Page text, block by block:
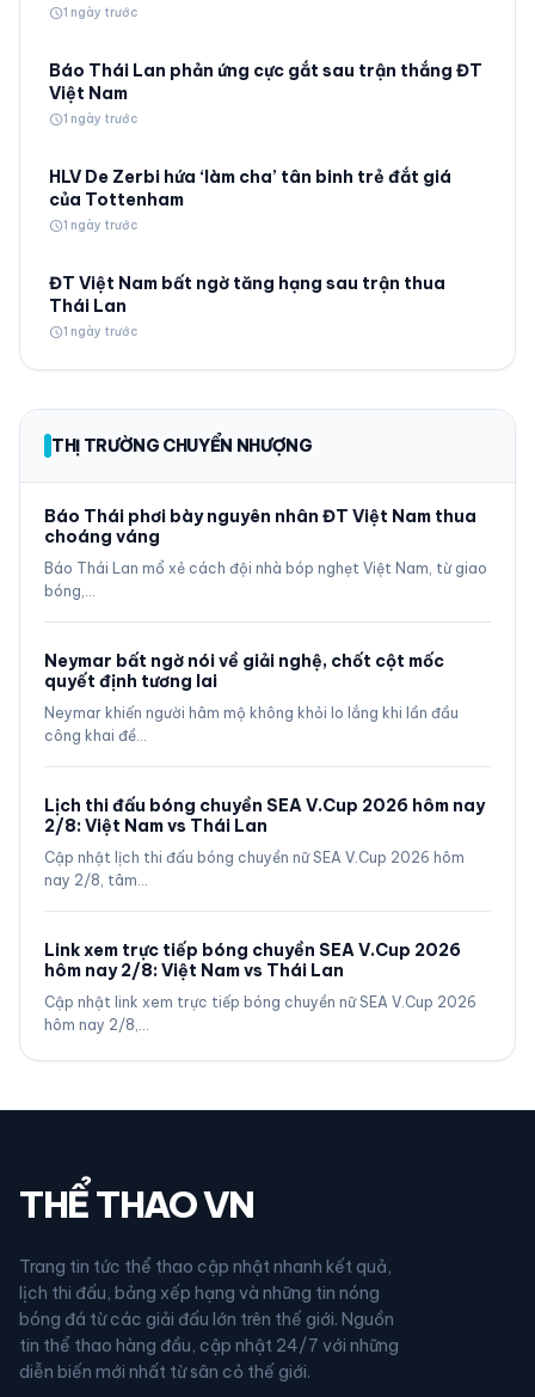
schedule1 ngày trước
Báo Thái Lan phản ứng cực gắt sau trận thắng ĐT
Việt Nam
schedule1 ngày trước
HLV De Zerbi hứa ‘làm cha’ tân binh trẻ đắt giá
của Tottenham
schedule1 ngày trước
ĐT Việt Nam bất ngờ tăng hạng sau trận thua
Thái Lan
schedule1 ngày trước
THỊ TRƯỜNG CHUYỂN NHƯỢNG
Báo Thái phơi bày nguyên nhân ĐT Việt Nam thua
choáng váng
Báo Thái Lan mổ xẻ cách đội nhà bóp nghẹt Việt Nam, từ giao
bóng,…
Neymar bất ngờ nói về giải nghệ, chốt cột mốc
quyết định tương lai
Neymar khiến người hâm mộ không khỏi lo lắng khi lần đầu
công khai đề…
Lịch thi đấu bóng chuyền SEA V.Cup 2026 hôm nay
2/8: Việt Nam vs Thái Lan
Cập nhật lịch thi đấu bóng chuyền nữ SEA V.Cup 2026 hôm
nay 2/8, tâm…
Link xem trực tiếp bóng chuyền SEA V.Cup 2026
hôm nay 2/8: Việt Nam vs Thái Lan
Cập nhật link xem trực tiếp bóng chuyền nữ SEA V.Cup 2026
hôm nay 2/8,…
THỂ THAO VN
Trang tin tức thể thao cập nhật nhanh kết quả,
lịch thi đấu, bảng xếp hạng và những tin nóng
bóng đá từ các giải đấu lớn trên thế giới. Nguồn
tin thể thao hàng đầu, cập nhật 24/7 với những
diễn biến mới nhất từ sân cỏ thế giới.